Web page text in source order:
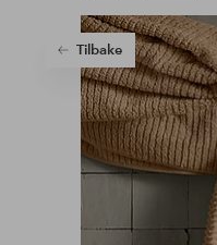
Tilbake